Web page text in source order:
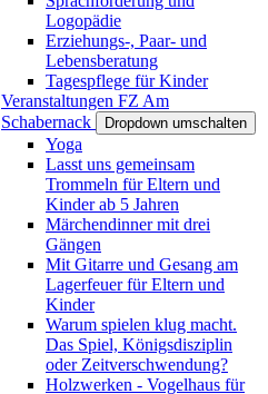
Logopädie
Erziehungs-, Paar- und
Lebensberatung
Tagespflege für Kinder
Veranstaltungen FZ Am
Schabernack
Dropdown umschalten
Yoga
Lasst uns gemeinsam
Trommeln für Eltern und
Kinder ab 5 Jahren
Märchendinner mit drei
Gängen
Mit Gitarre und Gesang am
Lagerfeuer für Eltern und
Kinder
Warum spielen klug macht.
Das Spiel, Königsdisziplin
oder Zeitverschwendung?
Holzwerken - Vogelhaus für